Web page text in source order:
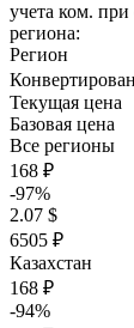
учета ком. при
региона:
Регион
Текущая цена
Базовая цена
Все регионы
168 ₽
-97%
2.07 $
6505 ₽
Казахстан
168 ₽
-94%